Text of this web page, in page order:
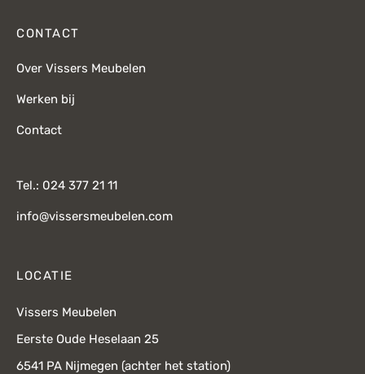
CONTACT
Over Vissers Meubelen
Werken bij
Contact
Tel.: 024 377 21 11
info@vissersmeubelen.com
LOCATIE
Vissers Meubelen
Eerste Oude Heselaan 25
6541 PA Nijmegen (achter het station)